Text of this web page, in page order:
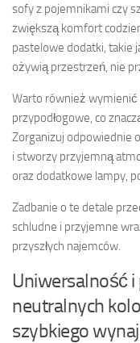
sofy z pojemnikami czy
zwiększą komfort
pastelowe dodatki, takie
ożywią przestrzeń, nie
Warto również wymienić
przypodłogowe, co
Zorganizuj odpowiednie
i stworzy przyjemną
oraz dodatkowe lampy,
Zadbanie o te detale
schludne i przyjemne
przyszłych najemców.
Uniwersalność
neutralnych
szybkiego